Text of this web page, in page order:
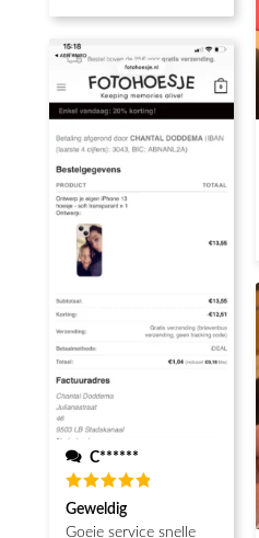
C******
Waardering
5uit 5
Geweldig
Goeie service snelle